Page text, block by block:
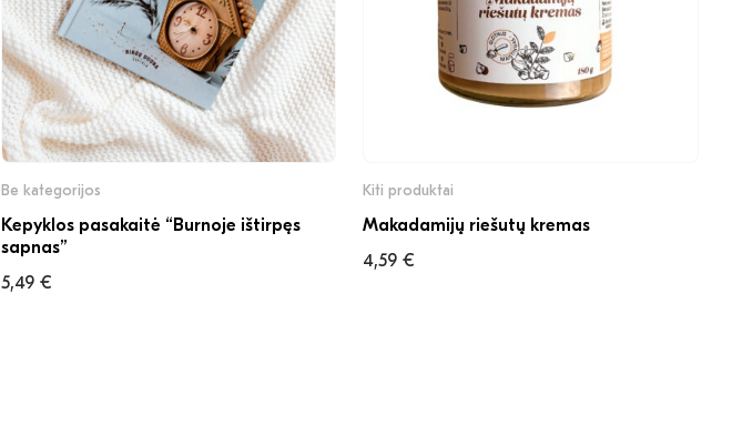
Be kategorijos
Kepyklos pasakaitė “Burnoje ištirpęs
sapnas”
5,49 €
Kiti produktai
Makadamijų riešutų kremas
4,59€